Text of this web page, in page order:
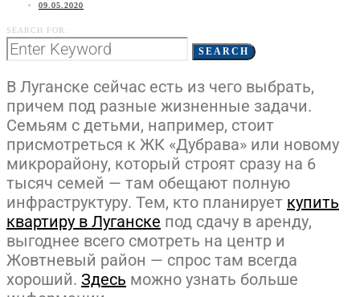
09.05.2020
SEARCH FOR:
SEARCH
В Луганске сейчас есть из чего выбрать,
причем под разные жизненные задачи.
Семьям с детьми, например, стоит
присмотреться к ЖК «Дубрава» или новому
микрорайону, который строят сразу на 6
тысяч семей — там обещают полную
инфраструктуру. Тем, кто планирует купить
квартиру в Луганске под сдачу в аренду,
выгоднее всего смотреть на центр и
Жовтневый район — спрос там всегда
хороший. Здесь можно узнать больше